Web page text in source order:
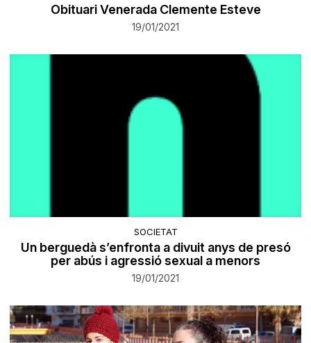
Obituari Venerada Clemente Esteve
19/01/2021
SOCIETAT
Un berguedà s’enfronta a divuit anys de presó
per abús i agressió sexual a menors
19/01/2021